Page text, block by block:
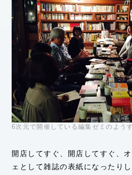
6次元で開催している編集ゼミのようす
開店してすぐ、開店してすぐ、
ェとして雑誌の表紙になったり